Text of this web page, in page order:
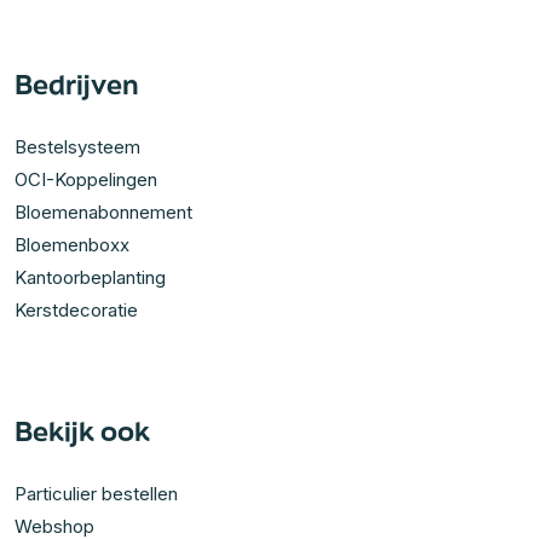
Bedrijven
Bestelsysteem
OCI-Koppelingen
Bloemenabonnement
Bloemenboxx
Kantoorbeplanting
Kerstdecoratie
Bekijk ook
Particulier bestellen
Webshop